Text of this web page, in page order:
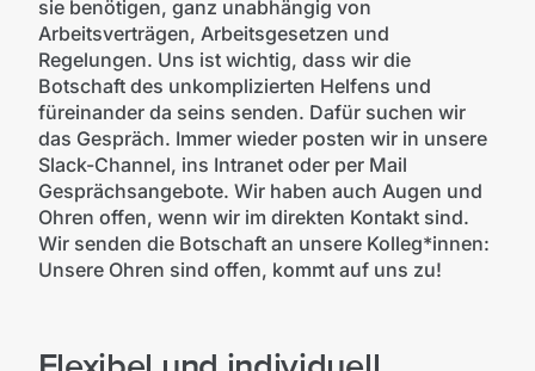
sie benötigen, ganz unabhängig von
Arbeitsverträgen, Arbeitsgesetzen und
Regelungen. Uns ist wichtig, dass wir die
Botschaft des unkomplizierten Helfens und
füreinander da seins senden. Dafür suchen wir
das Gespräch. Immer wieder posten wir in unsere
Slack-Channel, ins Intranet oder per Mail
Gesprächsangebote. Wir haben auch Augen und
Ohren offen, wenn wir im direkten Kontakt sind.
Wir senden die Botschaft an unsere Kolleg*innen:
Unsere Ohren sind offen, kommt auf uns zu!